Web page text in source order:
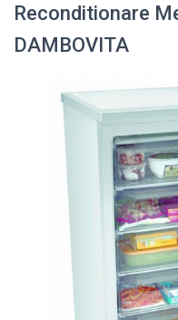
Reconditionare
DAMBOVITA